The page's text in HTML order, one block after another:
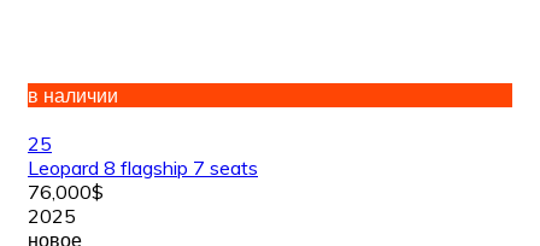
в наличии
25
Leopard 8 flagship 7 seats
76,000$
2025
новое